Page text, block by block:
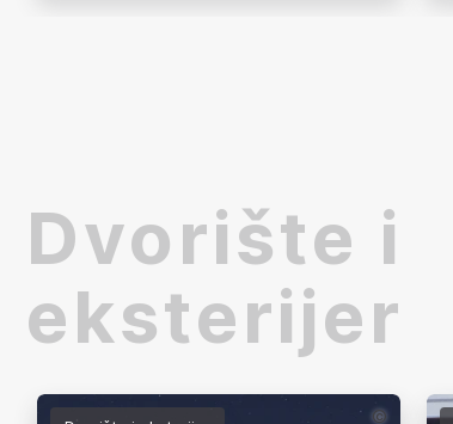
Dvorište i
eksterijer
©